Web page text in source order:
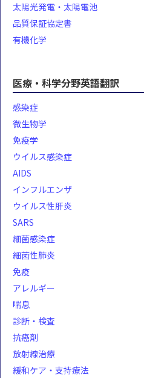
太陽光発電・太陽電池
品質保証協定書
有機化学
医療・科学分野英語翻訳
感染症
微生物学
免疫学
ウイルス感染症
AIDS
インフルエンザ
ウイルス性肝炎
SARS
細菌感染症
細菌性肺炎
免疫
アレルギー
喘息
診断・検査
抗癌剤
放射線治療
緩和ケア・支持療法